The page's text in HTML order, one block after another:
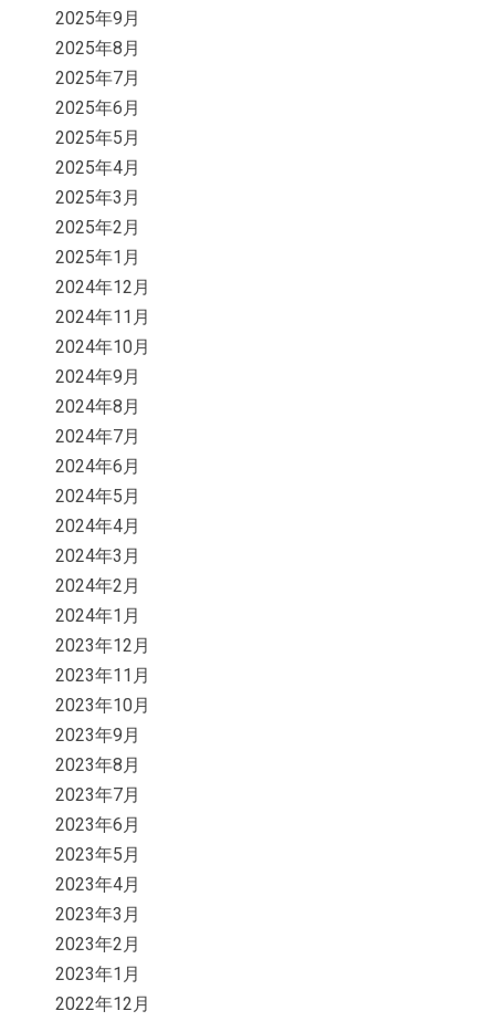
2025年9月
2025年8月
2025年7月
2025年6月
2025年5月
2025年4月
2025年3月
2025年2月
2025年1月
2024年12月
2024年11月
2024年10月
2024年9月
2024年8月
2024年7月
2024年6月
2024年5月
2024年4月
2024年3月
2024年2月
2024年1月
2023年12月
2023年11月
2023年10月
2023年9月
2023年8月
2023年7月
2023年6月
2023年5月
2023年4月
2023年3月
2023年2月
2023年1月
2022年12月